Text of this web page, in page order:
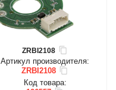
ZRBI2108
Артикул производителя:
ZRBI2108
Код товара: